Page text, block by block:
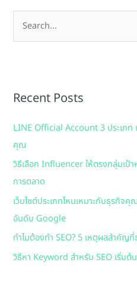
e
c
f
o
r
:
Recent Posts
LINE Official Account 3 ประเภท
คุณ
วิธีเลือก Influencer ให้ตรงกลุ่มเป้
การตลาด
เว็บไซต์ประเภทไหนเหมาะกับธุรกิจ
อันดับ Google
ทำไมต้องทำ SEO? 5 เหตุผลสำคัญ
วิธีหา Keyword สำหรับ SEO เริ่มต้